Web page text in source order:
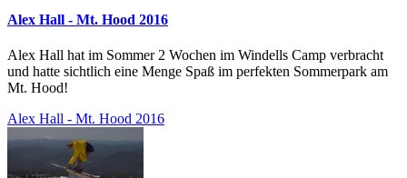
Alex Hall - Mt. Hood 2016
Alex Hall hat im Sommer 2 Wochen im Windells Camp verbracht
und hatte sichtlich eine Menge Spaß im perfekten Sommerpark am
Mt. Hood!
Alex Hall - Mt. Hood 2016